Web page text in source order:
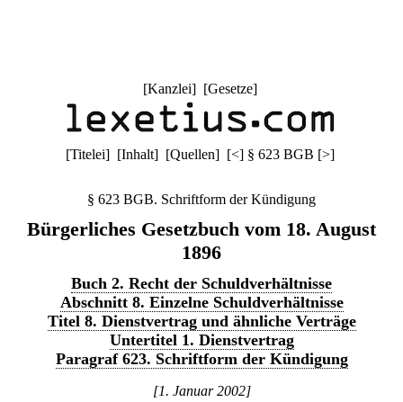
[Kanzlei] [Gesetze]
[Titelei] [Inhalt] [Quellen] [<] § 623 BGB [>]
§ 623 BGB. Schriftform der Kündigung
Bürgerliches Gesetzbuch vom 18. August
1896
Buch 2. Recht der Schuldverhältnisse
Abschnitt 8. Einzelne Schuldverhältnisse
Titel 8. Dienstvertrag und ähnliche Verträge
Untertitel 1. Dienstvertrag
Paragraf 623. Schriftform der Kündigung
[1. Januar 2002]